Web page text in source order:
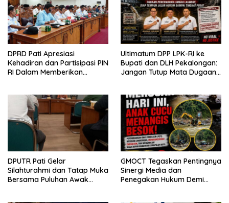
DPRD Pati Apresiasi
Kehadiran dan Partisipasi PIN
RI Dalam Memberikan
Ultimatum DPP LPK-RI ke
Bupati dan DLH Pekalongan:
Jangan Tutup Mata Dugaan
Hukum Sampai Tingkat Pusat
DPUTR Pati Gelar
Silahturahmi dan Tatap Muka
Bersama Puluhan Awak
GMOCT Tegaskan Pentingnya
Sinergi Media dan
Penegakan Hukum Demi